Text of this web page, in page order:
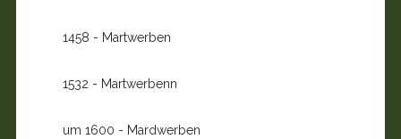
1458 - Martwerben
1532 - Martwerbenn
um 1600 - Mardwerben